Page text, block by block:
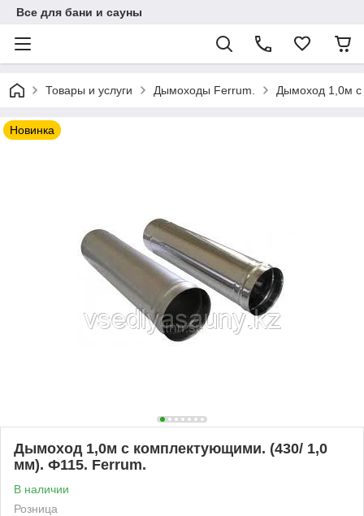
Все для бани и сауны
Товары и услуги Дымоходы Ferrum. Дымоход 1,0м
Новинка
Дымоход 1,0м с комплектующими. (430/ 1,0
мм). Ф115. Ferrum.
В наличии
Розница